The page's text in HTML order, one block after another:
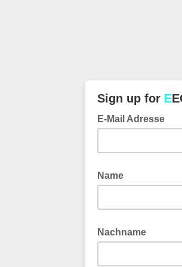
Sign up for E
E-Mail Adresse
Name
Nachname